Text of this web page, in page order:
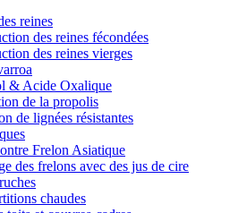
reines
des reines fécondées
des reines vierges
& Acide Oxalique
de la propolis
de lignées résistantes
Frelon Asiatique
des frelons avec des jus de cire
chaudes